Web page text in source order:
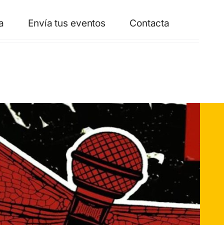
Envía tus eventos Contacta